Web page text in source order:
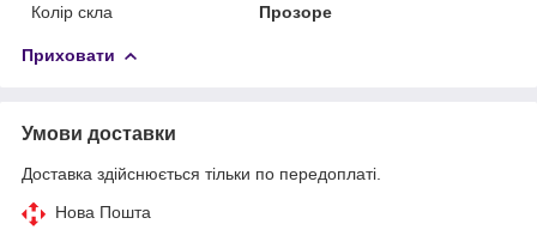
Колір скла
Прозоре
Приховати
Умови доставки
Доставка здійснюється тільки по передоплаті.
Нова Пошта